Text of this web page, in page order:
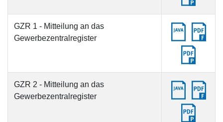
GZR 1 - Mitteilung an das
Gewerbezentralregister
GZR 2 - Mitteilung an das
Gewerbezentralregister